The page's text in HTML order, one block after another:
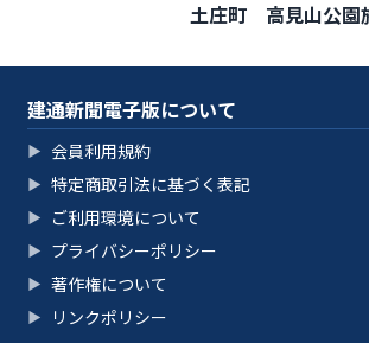
土庄町 高見山公園
建通新聞電子版について
▶ 会員利用規約
▶ 特定商取引法に基づく表記
▶ ご利用環境について
▶ プライバシーポリシー
▶ 著作権について
▶ リンクポリシー